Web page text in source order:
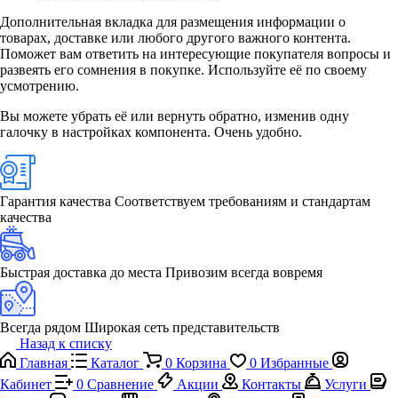
Дополнительная вкладка для размещения информации о
товарах, доставке или любого другого важного контента.
Поможет вам ответить на интересующие покупателя вопросы и
развеять его сомнения в покупке. Используйте её по своему
усмотрению.
Вы можете убрать её или вернуть обратно, изменив одну
галочку в настройках компонента. Очень удобно.
Гарантия качества Соответствуем требованиям и стандартам
качества
Быстрая доставка до места Привозим всегда вовремя
Всегда рядом Широкая сеть представительств
Назад к списку
Главная
Каталог 0 Корзина 0 Избранные
Кабинет
0 Сравнение Акции Контакты
Услуги